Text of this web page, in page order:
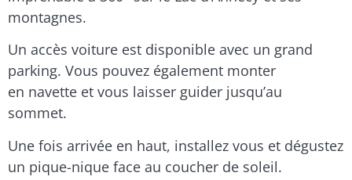
montagnes.
Un accès voiture est disponible avec un grand
parking. Vous pouvez également monter
en navette et vous laisser guider jusqu’au
sommet.
Une fois arrivée en haut, installez vous et dégustez
un pique-nique face au coucher de soleil.